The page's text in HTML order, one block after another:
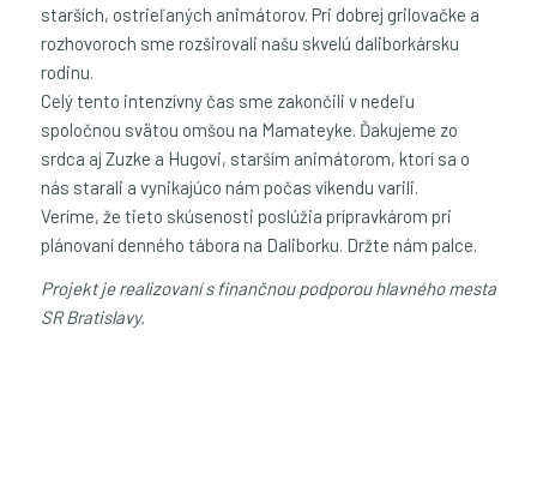
starších, ostrieľaných animátorov. Pri dobrej grilovačke a
rozhovoroch sme rozširovali našu skvelú daliborkársku
rodinu.
Celý tento intenzívny čas sme zakončili v nedeľu
spoločnou svätou omšou na Mamateyke. Ďakujeme zo
srdca aj Zuzke a Hugovi, starším animátorom, ktorí sa o
nás starali a vynikajúco nám počas víkendu varili.
Veríme, že tieto skúsenosti poslúžia prípravkárom pri
plánovaní denného tábora na Daliborku. Držte nám palce.
Projekt je realizovaní s finančnou podporou hlavného mesta
SR Bratislavy.